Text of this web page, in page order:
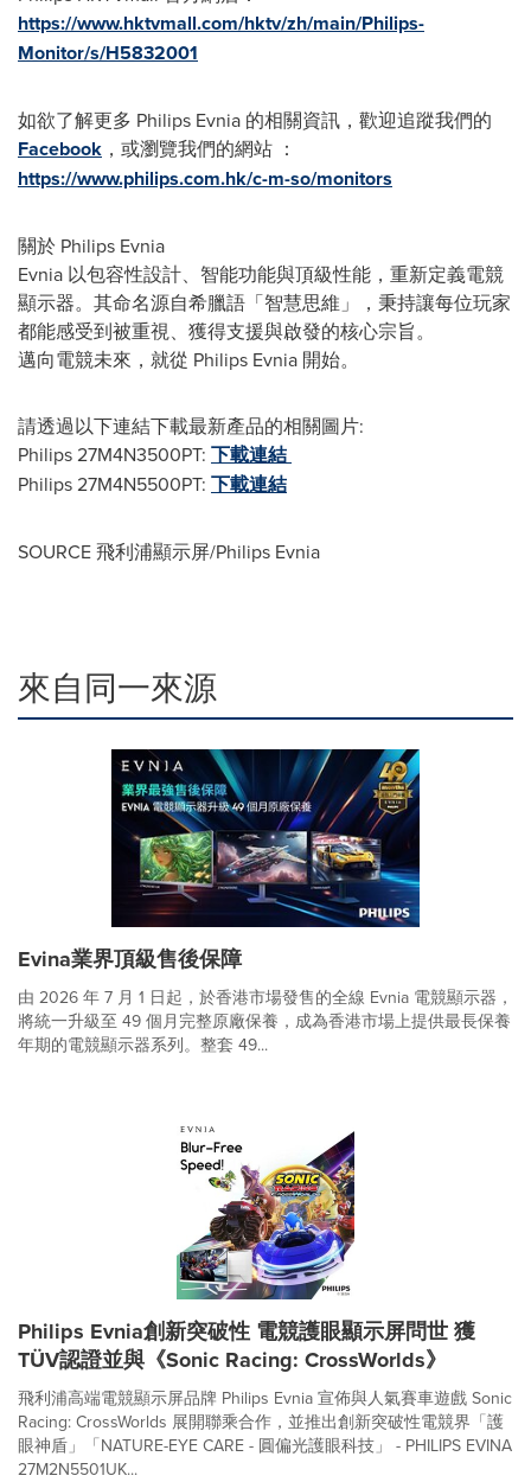
https://www.hktvmall.com/hktv/zh/main/Philips-
Monitor/s/H5832001
如欲了解更多 Philips Evnia 的相關資訊，歡迎追蹤我們的
Facebook ，或瀏覽我們的網站 ：
https://www.philips.com.hk/c-m-so/monitors
關於 Philips Evnia
Evnia 以包容性設計、智能功能與頂級性能，重新定義電競
顯示器。其命名源自希臘語「智慧思維」，秉持讓每位玩家
都能感受到被重視、獲得支援與啟發的核心宗旨。
邁向電競未來，就從 Philips Evnia 開始。
請透過以下連結下載最新產品的相關圖片:
Philips 27M4N3500PT: 下載連結
Philips 27M4N5500PT: 下載連結
SOURCE 飛利浦顯示屏/Philips Evnia
來自同一來源
Evina業界頂級售後保障
由 2026 年 7 月 1 日起，於香港市場發售的全線 Evnia 電競顯示器，
將統一升級至 49 個月完整原廠保養，成為香港市場上提供最長保養
年期的電競顯示器系列。整套 49...
Philips Evnia創新突破性 電競護眼顯示屏問世 獲
TÜV認證並與《Sonic Racing: CrossWorlds》
飛利浦高端電競顯示屏品牌 Philips Evnia 宣佈與人氣賽車遊戲 Sonic
Racing: CrossWorlds 展開聯乘合作，並推出創新突破性電競界「護
眼神盾」「NATURE-EYE CARE - 圓偏光護眼科技」 - PHILIPS EVINA
27M2N5501UK...